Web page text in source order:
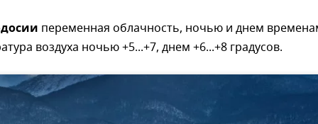
переменная облачность, ночью и днем
воздуха ночью +5...+7, днем +6...+8 градусов.